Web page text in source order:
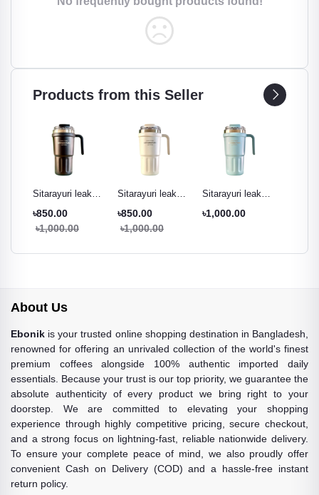
Products from this Seller
Sitarayuri leak
black - 600ml
৳850.00
৳1,000.00
Sitarayuri leak
cream white -
600ml
৳850.00
৳1,000.00
Sitarayuri leak
Pestal green -
৳1,000.00
About Us
Ebonik is your trusted online shopping destination in Bangladesh,
renowned for offering an unrivaled collection of the world's finest
premium coffees alongside 100% authentic imported daily
essentials. Because your trust is our top priority, we guarantee the
absolute authenticity of every product we bring right to your
doorstep. We are committed to elevating your shopping
experience through highly competitive pricing, secure checkout,
and a strong focus on lightning-fast, reliable nationwide delivery.
To ensure your complete peace of mind, we also proudly offer
convenient Cash on Delivery (COD) and a hassle-free instant
return policy.